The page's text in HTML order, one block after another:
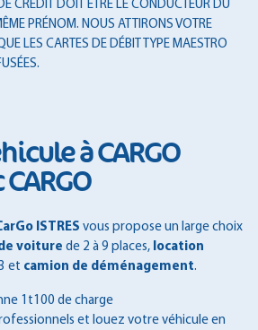
CRÉDIT DOIT ÊTRE LE CONDUCTEUR DU
PRÉNOM. NOUS ATTIRONS VOTRE
LES CARTES DE DÉBIT TYPE MAESTRO
à CARGO
CARGO
ISTRES vous propose un large choix
voiture de 2 à 9 places, location
et camion de déménagement.
1t100 de charge
et louez votre véhicule en